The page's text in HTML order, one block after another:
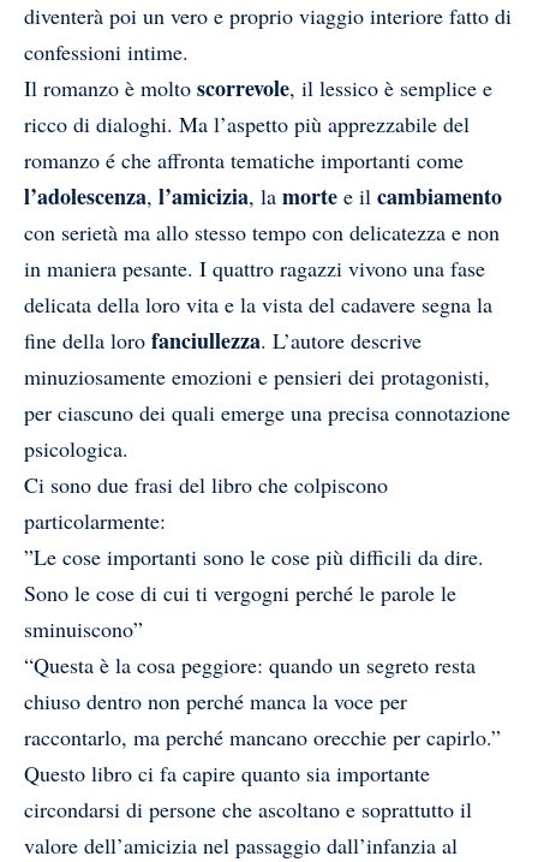
diventerà poi un vero e proprio viaggio interiore fatto di
confessioni intime.
Il romanzo è molto scorrevole, il lessico è semplice e
ricco di dialoghi. Ma l’aspetto più apprezzabile del
romanzo é che affronta tematiche importanti come
l’adolescenza, l’amicizia, la morte e il cambiamento
con serietà ma allo stesso tempo con delicatezza e non
in maniera pesante. I quattro ragazzi vivono una fase
delicata della loro vita e la vista del cadavere segna la
fine della loro fanciullezza. L’autore descrive
minuziosamente emozioni e pensieri dei protagonisti,
per ciascuno dei quali emerge una precisa connotazione
psicologica.
Ci sono due frasi del libro che colpiscono
particolarmente:
”Le cose importanti sono le cose più difficili da dire.
Sono le cose di cui ti vergogni perché le parole le
sminuiscono”
“Questa è la cosa peggiore: quando un segreto resta
chiuso dentro non perché manca la voce per
raccontarlo, ma perché mancano orecchie per capirlo.”
Questo libro ci fa capire quanto sia importante
circondarsi di persone che ascoltano e soprattutto il
valore dell’amicizia nel passaggio dall’infanzia al